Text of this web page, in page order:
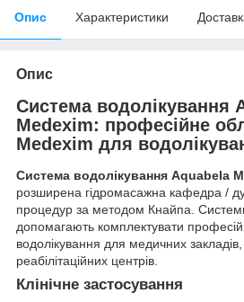
Опис Характеристики
Опис
Система водолікування
Medexim: професійне
Medexim для
Система водолікування Aquabela
розширена гідромасажна кафедра /
процедур за методом Кнайпа.
допомагають комплектувати
водолікування для медичних закладів,
реабілітаційних центрів.
Клінічне застосування